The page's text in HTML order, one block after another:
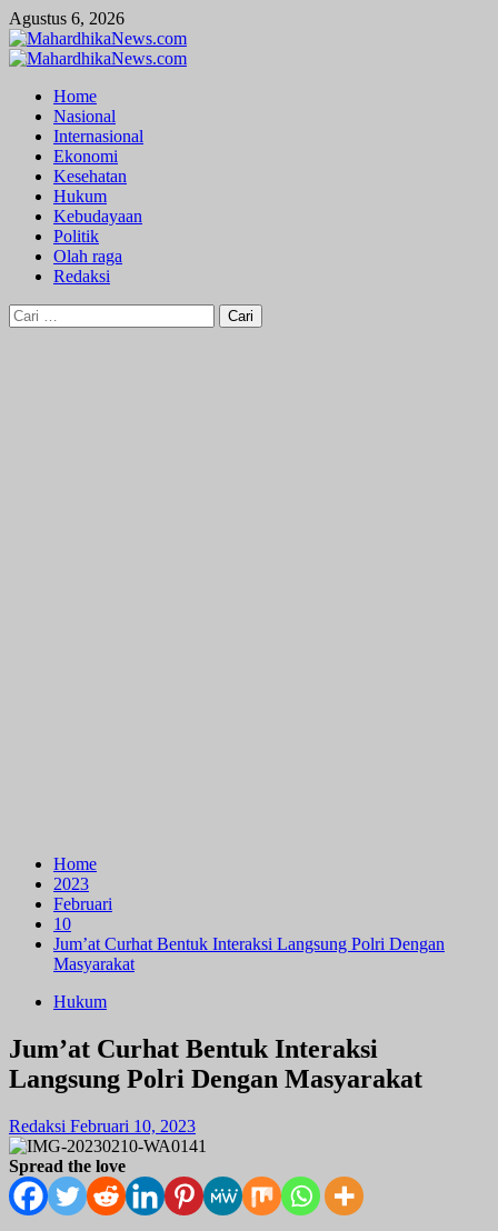
Skip
to
content
Agustus 6, 2026
Primary
Home
Nasional
Internasional
Ekonomi
Kesehatan
Hukum
Kebudayaan
Politik
Olah raga
Redaksi
Cari
untuk:
Home
2023
Februari
10
Jum’at Curhat Bentuk Interaksi Langsung Polri Dengan
Masyarakat
Hukum
Jum’at Curhat Bentuk Interaksi
Langsung Polri Dengan Masyarakat
Redaksi Februari 10, 2023
Spread the love